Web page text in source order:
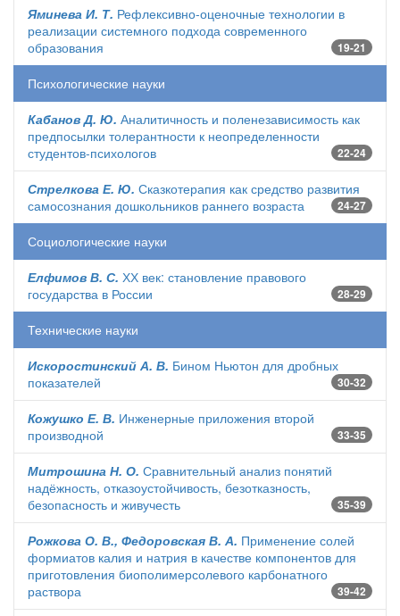
Яминева И. Т. Рефлексивно-оценочные технологии в
реализации системного подхода современного
образования
19-21
Психологические науки
Кабанов Д. Ю. Аналитичность и поленезависимость как
предпосылки толерантности к неопределенности
студентов-психологов
22-24
Стрелкова Е. Ю. Сказкотерапия как средство развития
самосознания дошкольников раннего возраста
24-27
Социологические науки
Елфимов В. С. ХХ век: становление правового
государства в России
28-29
Технические науки
Искоростинский А. В. Бином Ньютон для дробных
показателей
30-32
Кожушко Е. В. Инженерные приложения второй
производной
33-35
Митрошина Н. О. Сравнительный анализ понятий
надёжность, отказоустойчивость, безотказность,
безопасность и живучесть
35-39
Рожкова О. В., Федоровская В. А. Применение солей
формиатов калия и натрия в качестве компонентов для
приготовления биополимерсолевого карбонатного
раствора
39-42